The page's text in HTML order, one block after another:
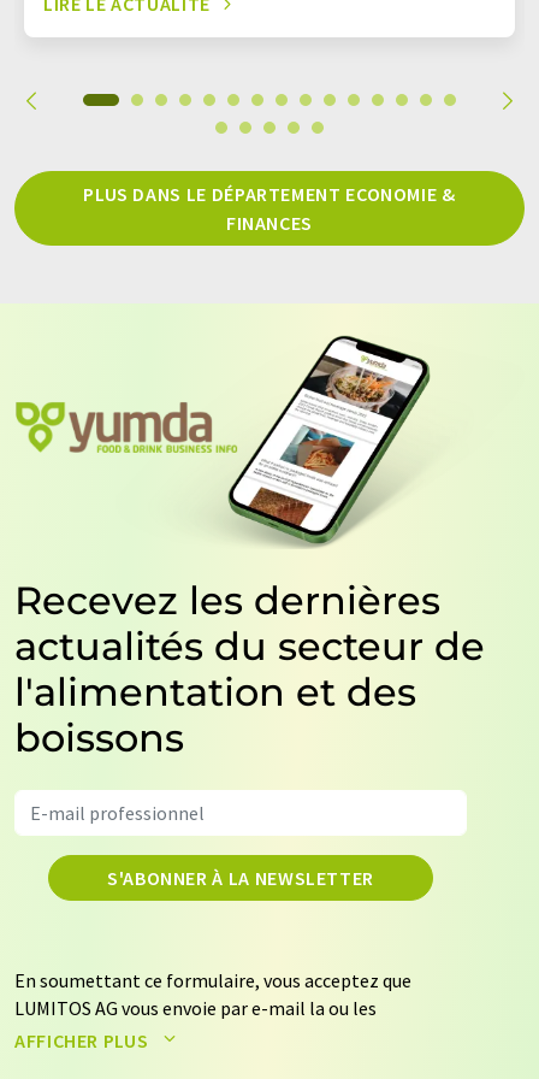
PLUS DANS LE DÉPARTEMENT ECONOMIE &
FINANCES
Recevez les dernières
actualités du secteur de
l'alimentation et des
boissons
S'ABONNER À LA NEWSLETTER
En soumettant ce formulaire, vous acceptez que
LUMITOS AG vous envoie par e-mail la ou les
newsletters sélectionnées ci-dessus. Vos données ne
AFFICHER PLUS